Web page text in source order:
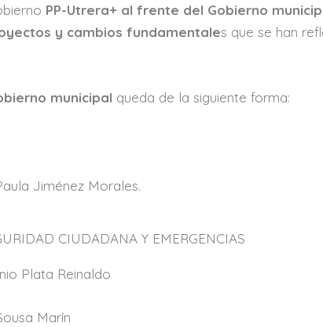
PP-Utrera+ al frente del Gobierno
y cambios fundamentales que se han
municipal queda de la siguiente forma:
Jiménez Morales.
CIUDADANA Y EMERGENCIAS
Plata Reinaldo
Marín